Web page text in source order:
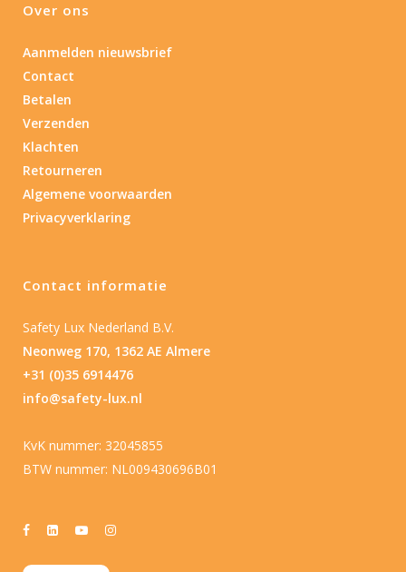
Over ons
Aanmelden nieuwsbrief
Contact
Betalen
Verzenden
Klachten
Retourneren
Algemene voorwaarden
Privacyverklaring
Contact informatie
Safety Lux Nederland B.V.
Neonweg 170, 1362 AE Almere
+31 (0)35 6914476
info@safety-lux.nl
KvK nummer: 32045855
BTW nummer: NL009430696B01